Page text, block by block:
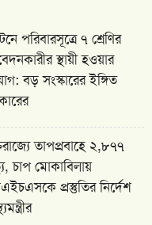
পরিবারসূত্রে ৭ শ্রেণির
স্থায়ী হওয়ার
বড় সংস্কারের ইঙ্গিত
তাপপ্রবাহে ২,৮৭৭
চাপ মোকাবিলায়
প্রস্তুতির নির্দেশ